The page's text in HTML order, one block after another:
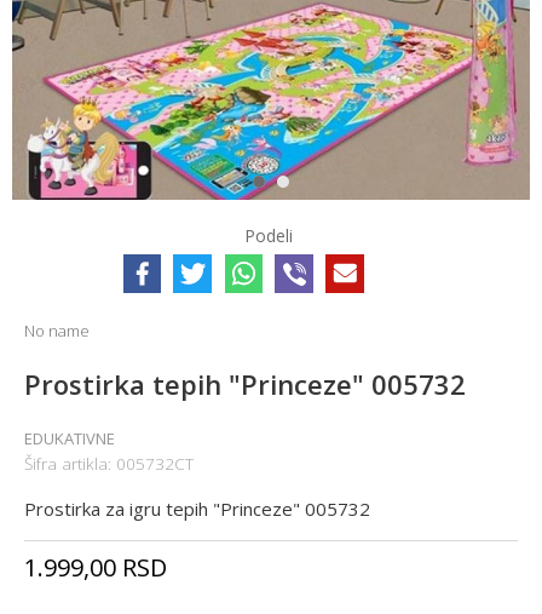
1 2
Podeli
No name
Prostirka tepih "Princeze" 005732
EDUKATIVNE
Šifra artikla: 005732CT
Prostirka za igru tepih "Princeze" 005732
1.999,00 RSD